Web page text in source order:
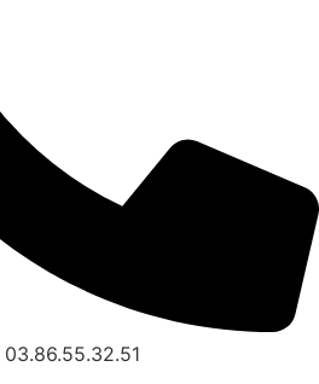
03.86.55.32.51